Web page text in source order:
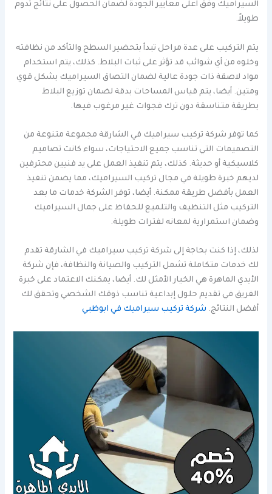
السيراميك وفق أعلى معايير الجودة لضمان الحصول على نتائج تدوم
طويلاً.
يتم التركيب على عدة مراحل تبدأ بتحضير السطح والتأكد من نظافته
وخلوه من أي شوائب قد تؤثر على ثبات البلاط. كذلك، يتم استخدام
مواد لاصقة ذات جودة عالية لضمان التصاق السيراميك بشكل قوي
ومتين. أيضا، يتم قياس المساحات بدقة لضمان توزيع البلاط
بطريقة متناسقة دون ترك فجوات غير مرغوب فيها.
كما توفر شركة تركيب سيراميك في الشارقة مجموعة متنوعة من
التصميمات التي تناسب جميع الاحتياجات، سواء كانت تصاميم
كلاسيكية أو حديثة. كذلك، يتم تنفيذ العمل على يد فنيين محترفين
لديهم خبرة طويلة في مجال تركيب السيراميك، مما يضمن تنفيذ
العمل بأفضل طريقة ممكنة. أيضا، توفر الشركة خدمات ما بعد
التركيب مثل التنظيف والتلميع للحفاظ على جمال السيراميك
وضمان استمرارية لمعانه لفترات طويلة.
لذلك، إذا كنت بحاجة إلى شركة تركيب سيراميك في الشارقة تقدم
لك خدمات متكاملة تشمل التركيب والصيانة والنظافة، فإن شركة
الأيدي الماهرة هي الخيار الأمثل لك. أيضا، يمكنك الاعتماد على خبرة
الفريق في تقديم حلول إبداعية تناسب ذوقك الشخصي وتحقق لك
أفضل النتائج. شركة تركيب سيراميك في ابوظبي